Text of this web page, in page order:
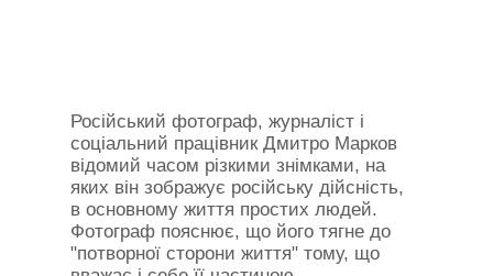
Російський фотограф, журналіст і
соціальний працівник Дмитро Марков
відомий часом різкими знімками, на
яких він зображує російську дійсність,
в основному життя простих людей.
Фотограф пояснює, що його тягне до
"потворної сторони життя" тому, що